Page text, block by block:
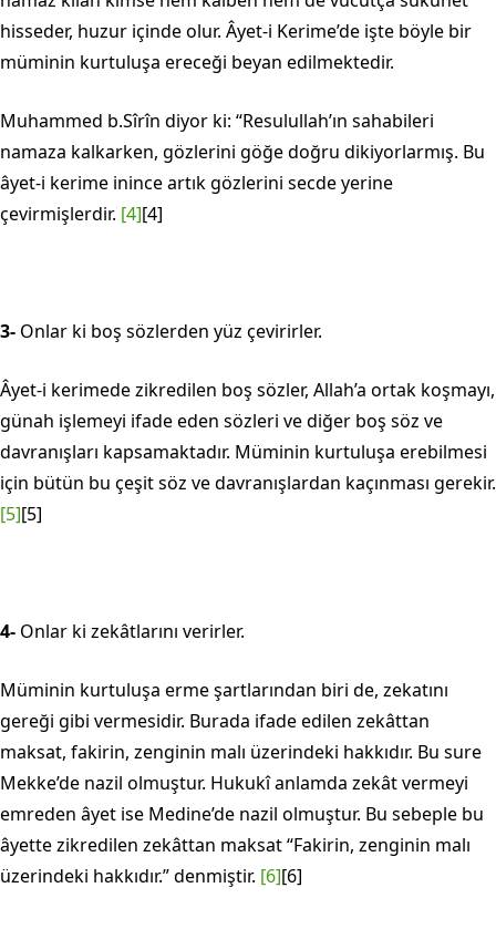
hisseder, huzur içinde olur. Âyet-i Kerime’de işte böyle bir
müminin kurtuluşa ereceği beyan edilmektedir.
Muhammed b.Sîrîn diyor ki: “Resulullah’ın sahabileri
namaza kalkarken, gözlerini göğe doğru dikiyorlarmış. Bu
âyet-i kerime inince artık gözlerini sec­de yerine
çevirmişlerdir. [4][4]
3- Onlar ki boş sözlerden yüz çevirirler.
Âyet-i kerimede zikredilen boş sözler, Allah’a ortak koşmayı,
günah işle­meyi ifade eden sözleri ve diğer boş söz ve
davranışları kapsamaktadır. Mümi­nin kurtuluşa erebilmesi
için bütün bu çeşit söz ve davranışlardan kaçınması ge­rekir.
[5][5]
4- Onlar ki zekâtlarını verirler.
Müminin kurtuluşa erme şartlarından biri de, zekatını
gereği gibi ver­mesidir. Burada ifade edilen zekâttan
maksat, fakirin, zenginin malı üzerindeki hakkıdır. Bu sure
Mekke’de nazil olmuştur. Hukukî anlamda zekât vermeyi
em­reden âyet ise Medine’de nazil olmuştur. Bu sebeple bu
âyette zikredilen zekâttan maksat “Fakirin, zenginin malı
üzerindeki hakkıdır.” denmiştir. [6][6]